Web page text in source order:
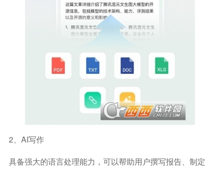
2、AI写作
具备强大的语言处理能力，可以帮助用户撰写报告、制定